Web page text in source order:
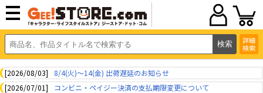
詳細
検索
[2026/08/03]
8/4(火)～14(金) 出荷遅延のお知らせ
[2026/07/01]
コンビニ・ペイジー決済の支払期限変更について